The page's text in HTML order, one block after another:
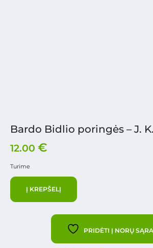
Bardo Bidlio poringės – J.
12.00 €
Turime
Į KREPŠELĮ
PRIDĖTI Į NORŲ